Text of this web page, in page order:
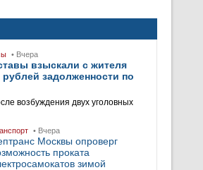
• Вчера
взыскали с жителя
задолженности по
возбуждения двух уголовных
• Вчера
Москвы опроверг
проката
зимой